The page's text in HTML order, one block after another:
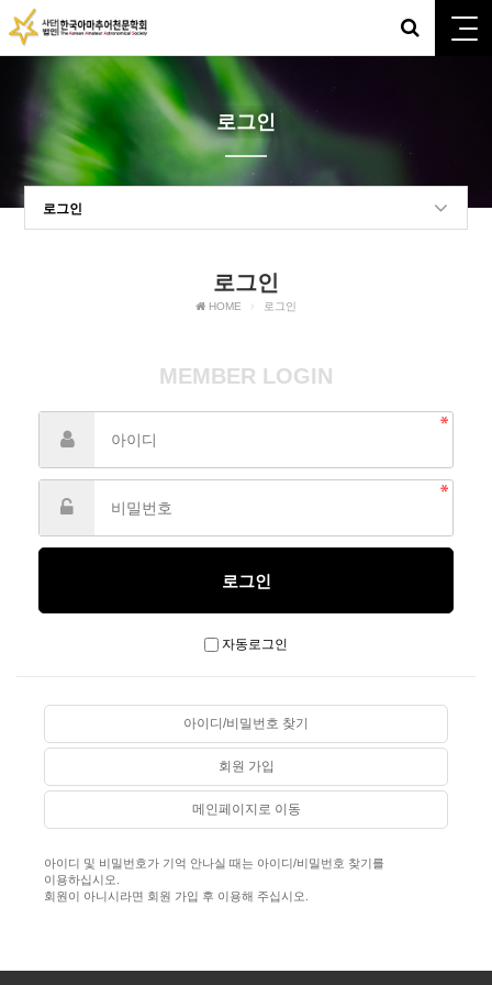
로그인
로그인
로그인
HOME 로그인
MEMBER LOGIN
자동로그인
아이디/비밀번호 찾기
회원 가입
메인페이지로 이동
아이디 및 비밀번호가 기억 안나실 때는 아이디/비밀번호 찾기를
이용하십시오.
회원이 아니시라면 회원 가입 후 이용해 주십시오.